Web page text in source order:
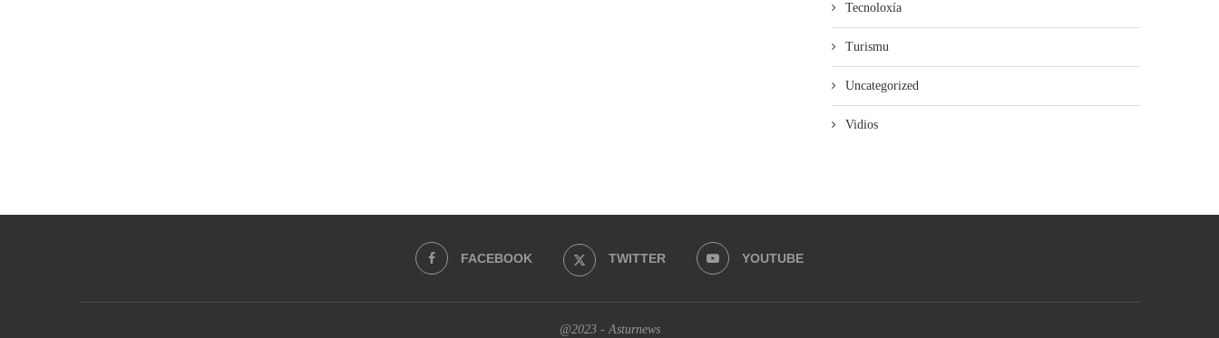
Tecnoloxía
Turismu
Uncategorized
Vidios
FACEBOOK TWITTER YOUTUBE
@2023 - Asturnews